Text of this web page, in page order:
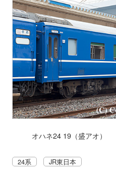
オハネ24 19（盛アオ
24系 JR東日本